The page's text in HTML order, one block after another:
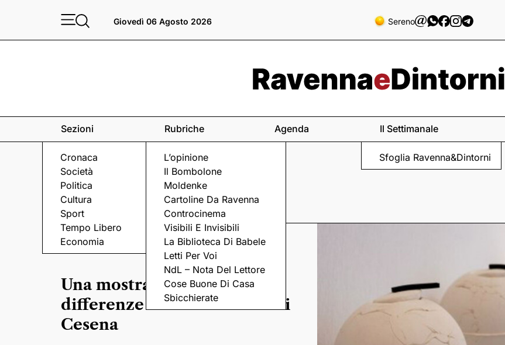
Giovedì 06 Agosto 2026 Sereno
Sezioni
Cronaca
Società
Politica
Cultura
Sport
Tempo Libero
Economia
Rubriche
L’opinione
Il Bombolone
Moldenke
Cartoline Da Ravenna
Controcinema
Visibili E Invisibili
La Biblioteca Di Babele
Letti Per Voi
NdL – Nota Del Lettore
Cose Buone Di Casa
Sbicchierate
Agenda Il Settimanale
Sfoglia Ravenna&Dintorni
FAMIGLIE
Una mostra sul tema delle
differenze all’ex Pescheria di
Cesena